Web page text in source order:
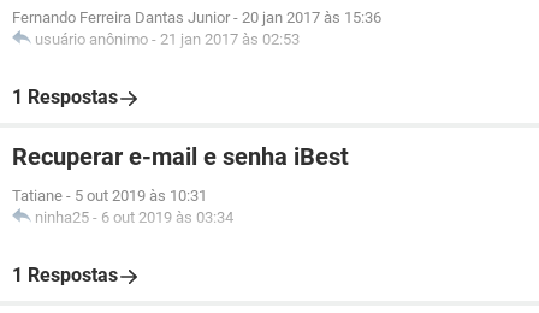
Fernando Ferreira Dantas Junior - 20 jan 2017 às 15:36
usuário anônimo - 21 jan 2017 às 02:53
1 Respostas
Recuperar e-mail e senha iBest
Tatiane - 5 out 2019 às 10:31
ninha25 - 6 out 2019 às 03:34
1 Respostas